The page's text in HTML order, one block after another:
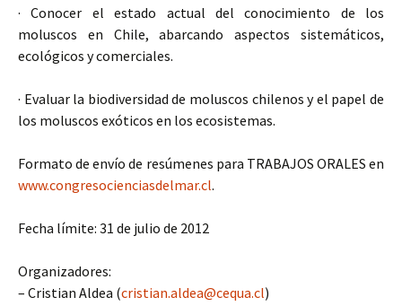
· Conocer el estado actual del conocimiento de los
moluscos en Chile, abarcando aspectos sistemáticos,
ecológicos y comerciales.
· Evaluar la biodiversidad de moluscos chilenos y el papel de
los moluscos exóticos en los ecosistemas.
Formato de envío de resúmenes para TRABAJOS ORALES en
www.congresocienciasdelmar.cl.
Fecha límite: 31 de julio de 2012
Organizadores:
– Cristian Aldea (cristian.aldea@cequa.cl)